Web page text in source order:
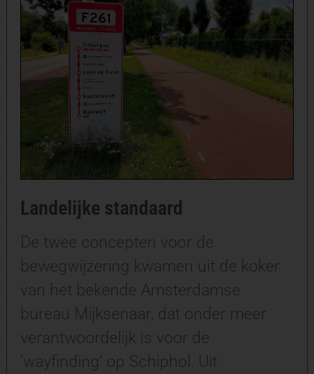
Landelijke standaard
De twee concepten voor de
bewegwijzering kwamen uit de koker
van het bekende Amsterdamse
bureau Mijksenaar, dat onder meer
verantwoordelijk is voor de
‘wayfinding’ op Schiphol. Uit